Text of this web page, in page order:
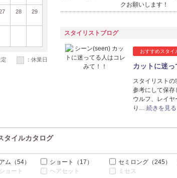
28 29 28 29 30 25
定 ：休業日
クお願いします！
スタイリストブログ
おすすめスタイ
カットに迷っ
スタイリスト
参考にして保存
ウルフ、レイ
り… 続きを見る
タイルカタログ
ム （54） ショート （17） セミロング （245）
ョート
ヘアセット ミセス